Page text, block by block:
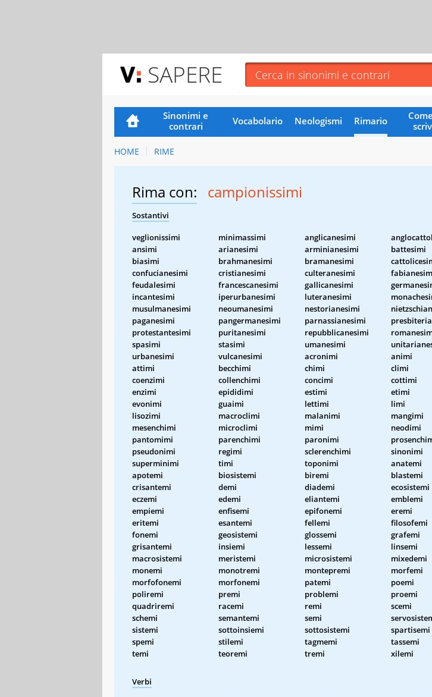
SAPERE
Sinonimi e
contrari
Vocabolario Neologismi Rimario
HOME RIME
Rima con: campionissimi
Sostantivi
veglionissimi minimassimi anglicanesimi
ansimi
arianesimi arminianesimi
battesimi
biasimi
brahmanesimi bramanesimi
confucianesimi
cristianesimi culteranesimi
feudalesimi
francescanesimi gallicanesimi
incantesimi
iperurbanesimi luteranesimi
musulmanesimi
neoumanesimi nestorianesimi
paganesimi
pangermanesimi parnassianesimi
protestantesimi
puritanesimi repubblicanesimi
spasimi
stasimi umanesimi
urbanesimi
vulcanesimi acronimi
animi
attimi
becchimi chimi
climi
coenzimi
collenchimi concimi
cottimi
enzimi
epididimi estimi
etimi
evonimi
guaimi lettimi
limi
lisozimi
macroclimi malanimi
mangimi
mesenchimi
microclimi mimi
neodimi
pantomimi
parenchimi paronimi
pseudonimi
regimi sclerenchimi
sinonimi
superminimi
timi toponimi
anatemi
apotemi
biosistemi biremi
blastemi
crisantemi
demi diademi
ecosistemi
eczemi
edemi eliantemi
emblemi
empiemi
enfisemi epifonemi
eremi
eritemi
esantemi fellemi
filosofemi
fonemi
geosistemi glossemi
grafemi
grisantemi
insiemi lessemi
linsemi
macrosistemi
meristemi microsistemi
mixedemi
monemi
monotremi montepremi
morfemi
morfofonemi
morfonemi patemi
poemi
poliremi
premi problemi
proemi
quadriremi
racemi remi
scemi
schemi
semantemi semi
sistemi
sottoinsiemi sottosistemi
spartisemi
spemi
stilemi tagmemi
tassemi
temi
teoremi tremi xilemi
Verbi